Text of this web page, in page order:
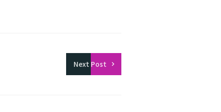
Next Post